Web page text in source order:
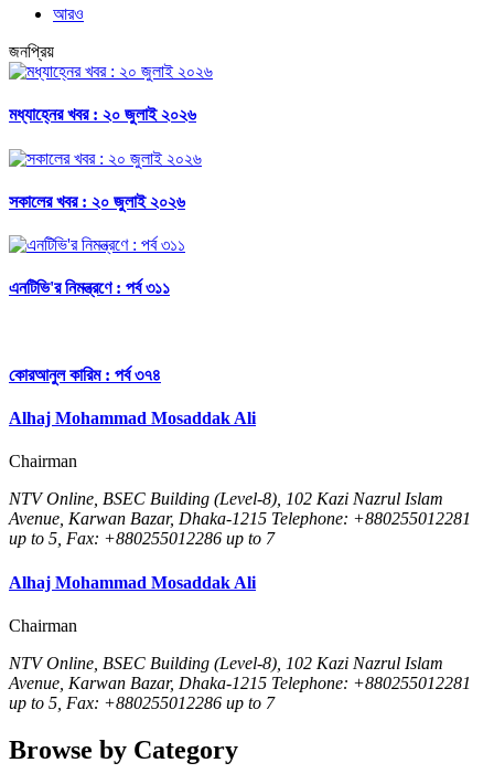
আরও
জনপ্রিয়
মধ্যাহ্নের খবর : ২০ জুলাই ২০২৬
সকালের খবর : ২০ জুলাই ২০২৬
এনটিভি'র নিমন্ত্রণে : পর্ব ৩১১
কোরআনুল কারিম : পর্ব ৩৭৪
Alhaj Mohammad Mosaddak Ali
Chairman
NTV Online, BSEC Building (Level-8), 102 Kazi Nazrul Islam
Avenue, Karwan Bazar, Dhaka-1215 Telephone: +880255012281
up to 5, Fax: +880255012286 up to 7
Alhaj Mohammad Mosaddak Ali
Chairman
NTV Online, BSEC Building (Level-8), 102 Kazi Nazrul Islam
Avenue, Karwan Bazar, Dhaka-1215 Telephone: +880255012281
up to 5, Fax: +880255012286 up to 7
Browse by Category